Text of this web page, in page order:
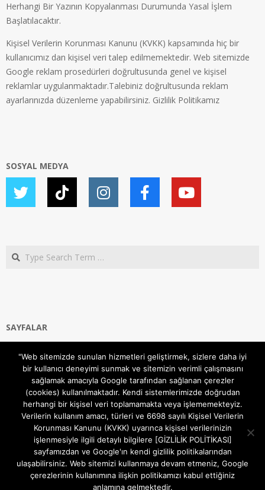
Herhangi Bir Yazının Kopyalanması Durumunda Yasal İşlem
Başlatılacaktır.
Kişisel Verilerin Korunması Kanunu (KVKK) kapsamında hiç bir
kullanıcımız dan kişisel veri talep edilmemektedir. Web sitemizde
Google reklam prosedürleri doğrultusunda genel ve kişisel
reklamlar uygulanmaktadır.Talebiniz doğrultusunda reklam
ayarlarınızda düzenleme yapabilirsiniz. Gizlilik Politikamız
SOSYAL MEDYA
Search
SAYFALAR
Gizlilik ve Çerezler (Cookies) Politikası
Hakkımızda
İletişim Kanalları
MODEM KURULUM
TEKNİK DESTEK
TELEVİZYON SİSTEMLERİ
"Web sitemizde sunulan hizmetleri geliştirmek, sizlere daha iyi
bir kullanıcı deneyimi sunmak ve sitemizin verimli çalışmasını
sağlamak amacıyla Google tarafından sağlanan çerezler
(cookies) kullanılmaktadır. Kendi sistemlerimizde doğrudan
herhangi bir kişisel veri toplamamakta veya işlememekteyiz.
Verilerin kullanım amacı, türleri ve 6698 sayılı Kişisel Verilerin
Korunması Kanunu (KVKK) uyarınca kişisel verilerinizin
işlenmesiyle ilgili detaylı bilgilere [GİZLİLİK POLİTİKASI]
sayfamızdan ve Google'ın kendi gizlilik politikalarından
ulaşabilirsiniz. Web sitemizi kullanmaya devam etmeniz, Google
çerezlerinin kullanımına ilişkin politikamızı kabul ettiğiniz
anlamına gelmektedir.